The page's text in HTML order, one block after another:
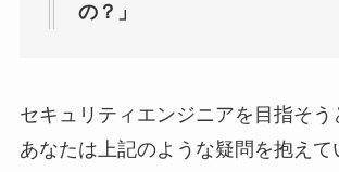
の？」
セキュリティエンジニアを目指そう
あなたは上記のような疑問を抱えて